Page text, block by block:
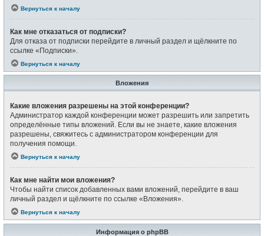
Вернуться к началу
Как мне отказаться от подписки?
Для отказа от подписки перейдите в личный раздел и щёлкните по
ссылке «Подписки».
Вернуться к началу
Вложения
Какие вложения разрешены на этой конференции?
Администратор каждой конференции может разрешить или запретить
определённые типы вложений. Если вы не знаете, какие вложения
разрешены, свяжитесь с администратором конференции для
получения помощи.
Вернуться к началу
Как мне найти мои вложения?
Чтобы найти список добавленных вами вложений, перейдите в ваш
личный раздел и щёлкните по ссылке «Вложения».
Вернуться к началу
Информация о phpBB